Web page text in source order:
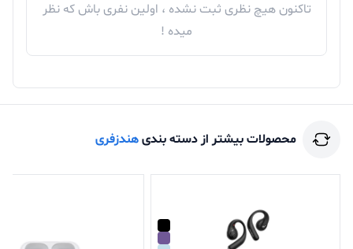
تاکنون هیچ نظری ثبت نشده ، اولین نفری باش که نظر
میده !
محصولات بیشتر از دسته بندیهندزفری